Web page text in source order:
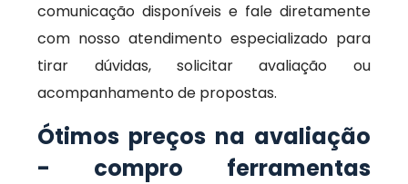
comunicação disponíveis e fale diretamente
com nosso atendimento especializado para
tirar dúvidas, solicitar avaliação ou
acompanhamento de propostas.
Ótimos preços na avaliação
- compro ferramentas